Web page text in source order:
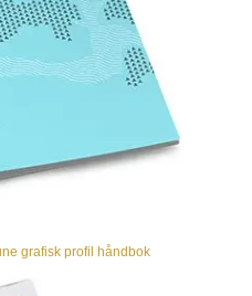
grafisk profil håndbok